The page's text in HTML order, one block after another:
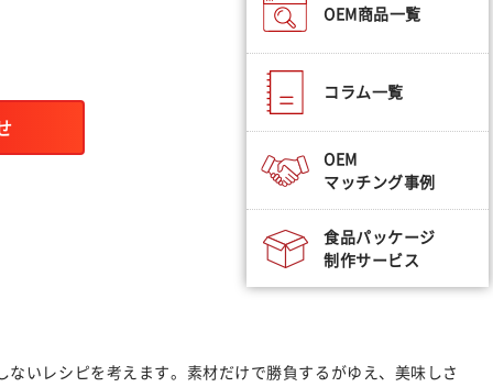
いレシピを考えます。素材だけで勝負するがゆえ、美味しさ
OEM商品一覧
コラム一覧
OEM
マッチング事例
食品パッケージ
制作サービス